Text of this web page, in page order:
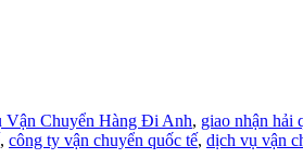
Vận Chuyển Hàng Đi Anh, giao nhận hải
, công ty vận chuyển quốc tế, dịch vụ vận